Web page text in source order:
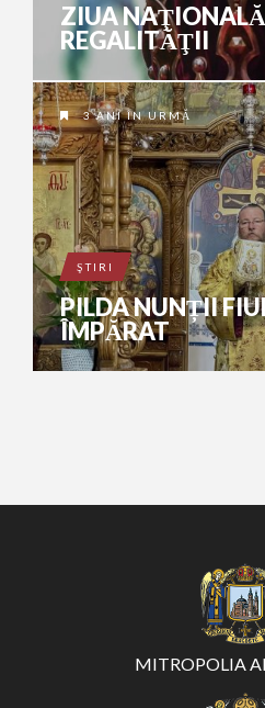
ZIUA
REGALITĂŢII
3 ANI ÎN URMĂ
ŞTIRI
PILDA NUNȚII
ÎMPĂRAT
MITROPOLIA